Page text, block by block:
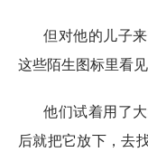
但对他的儿子
这些陌生图标里看见
他们试着用了
后就把它放下，去